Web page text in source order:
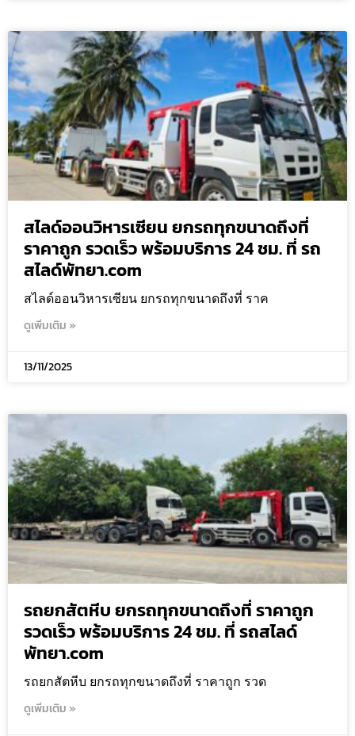
สไลด์ออนวิหารเซียน ยกรถทุกขนาดถึงที่
ราคาถูก รวดเร็ว พร้อมบริการ 24 ชม. ที่ รถ
สไลด์พัทยา.com
สไลด์ออนวิหารเซียน ยกรถทุกขนาดถึงที่ ราค
ดูเพิ่มเติม »
13/11/2025
รถยกสัตหีบ ยกรถทุกขนาดถึงที่ ราคาถูก
รวดเร็ว พร้อมบริการ 24 ชม. ที่ รถสไลด์
พัทยา.com
รถยกสัตหีบ ยกรถทุกขนาดถึงที่ ราคาถูก รวด
ดูเพิ่มเติม »